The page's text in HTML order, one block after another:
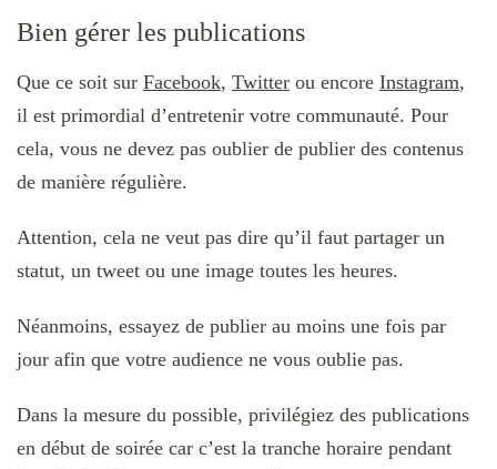
Bien gérer les publications
Que ce soit sur Facebook, Twitter ou encore Instagram,
il est primordial d’entretenir votre communauté. Pour
cela, vous ne devez pas oublier de publier des contenus
de manière régulière.
Attention, cela ne veut pas dire qu’il faut partager un
statut, un tweet ou une image toutes les heures.
Néanmoins, essayez de publier au moins une fois par
jour afin que votre audience ne vous oublie pas.
Dans la mesure du possible, privilégiez des publications
en début de soirée car c’est la tranche horaire pendant